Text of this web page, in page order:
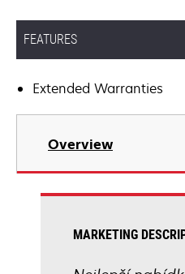
FEATURES
Extended Warranties
Overview
MARKETING